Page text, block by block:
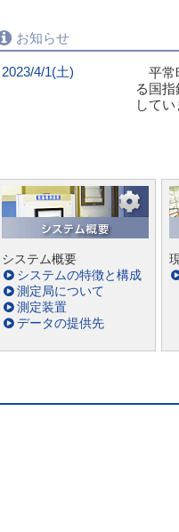
お知らせ
2023/4/1(土)
平常
る国
してい
システム概要
システムの特徴と構成
測定局について
測定装置
データの提供先